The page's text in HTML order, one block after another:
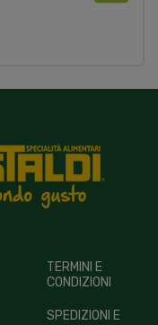
TERMINI E
CONDIZIONI
SPEDIZIONI E